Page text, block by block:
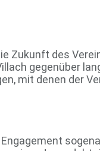
Zukunft des
gegenüber
mit denen der